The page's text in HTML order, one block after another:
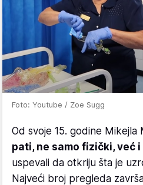
Foto: Youtube / Zoe Sugg
Od svoje 15. godine Mikejla
pati, ne samo fizički, već
uspevali da otkriju šta je
Najveći broj pregleda